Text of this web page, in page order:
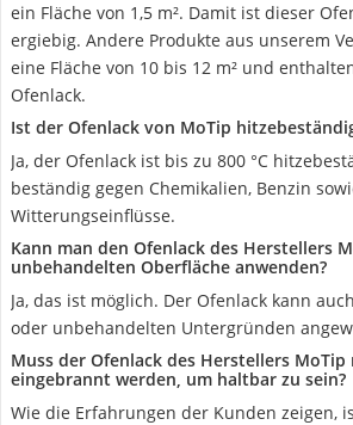
ein Fläche von 1,5 m². Damit ist dieser
ergiebig. Andere Produkte aus unserem
eine Fläche von 10 bis 12 m² und
Ofenlack.
Ist der Ofenlack von MoTip
Ja, der Ofenlack ist bis zu 800 °C
beständig gegen Chemikalien, Benzin
Witterungseinflüsse.
Kann man den Ofenlack des Herstellers
unbehandelten Oberfläche anwenden?
Ja, das ist möglich. Der Ofenlack kann
oder unbehandelten Untergründen
Muss der Ofenlack des Herstellers
eingebrannt werden, um haltbar zu sein?
Wie die Erfahrungen der Kunden zeigen,